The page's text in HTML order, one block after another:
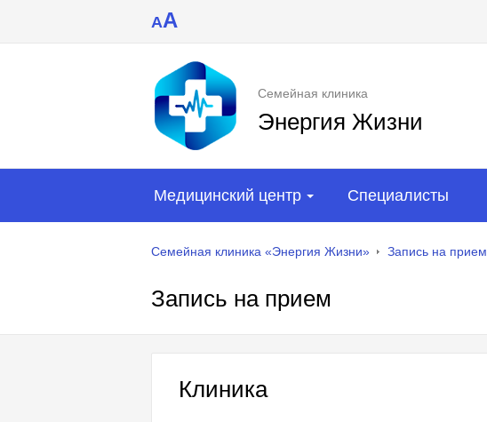
AA
Семейная клиника
Энергия Жизни
Медицинский центр Специалисты
Семейная клиника «Энергия Жизни» Запись на прием
Запись на прием
Клиника